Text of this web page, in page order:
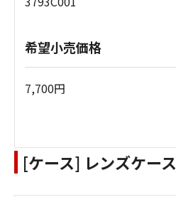
希望小売価格
7,700円
[ケース] レンズケース